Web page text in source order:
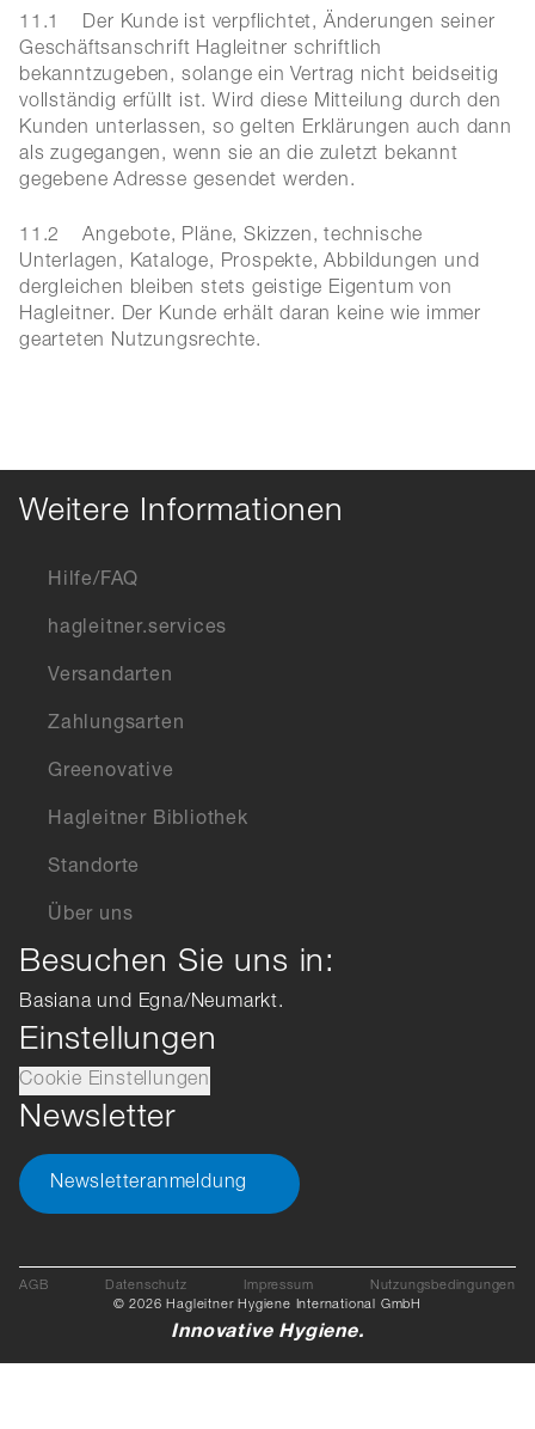
11.1 Der Kunde ist verpflichtet, Änderungen seiner
Geschäftsanschrift Hagleitner schriftlich
bekanntzugeben, solange ein Vertrag nicht beidseitig
vollständig erfüllt ist. Wird diese Mitteilung durch den
Kunden unterlassen, so gelten Erklärungen auch dann
als zugegangen, wenn sie an die zuletzt bekannt
gegebene Adresse gesendet werden.
11.2 Angebote, Pläne, Skizzen, technische
Unterlagen, Kataloge, Prospekte, Abbildungen und
dergleichen bleiben stets geistige Eigentum von
Hagleitner. Der Kunde erhält daran keine wie immer
gearteten Nutzungsrechte.
Weitere Informationen
Hilfe/FAQ
hagleitner.services
Versandarten
Zahlungsarten
Greenovative
Hagleitner Bibliothek
Standorte
Über uns
Besuchen Sie uns in:
Basiana und Egna/Neumarkt.
Einstellungen
Cookie Einstellungen
Newsletter
Newsletteranmeldung
AGB Datenschutz Impressum
Nutzungsbedingungen
© 2026 Hagleitner Hygiene International GmbH
Innovative Hygiene.